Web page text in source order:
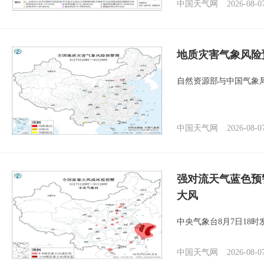
中国天气网 2026-08-
地质灾害气象风
自然资源部与中国气象
中国天气网 2026-08-
强对流天气蓝色
大风
中央气象台8月7日18时
中国天气网 2026-08-